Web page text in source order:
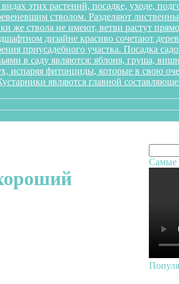
этих растений, посадке, уходе,
стволом. Разделяют
ствола не имеют, ветви растут
дизайне красиво сочетают
приусадебного участка. Посадка
в саду являются: яблоня, груша,
фитонциды, которые в свою
являются главной
Самые